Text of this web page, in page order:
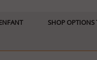
SHOP OPTIONS